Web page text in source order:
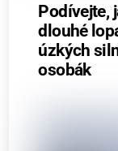
Podívejte,
dlouhé
úzkých
osobák